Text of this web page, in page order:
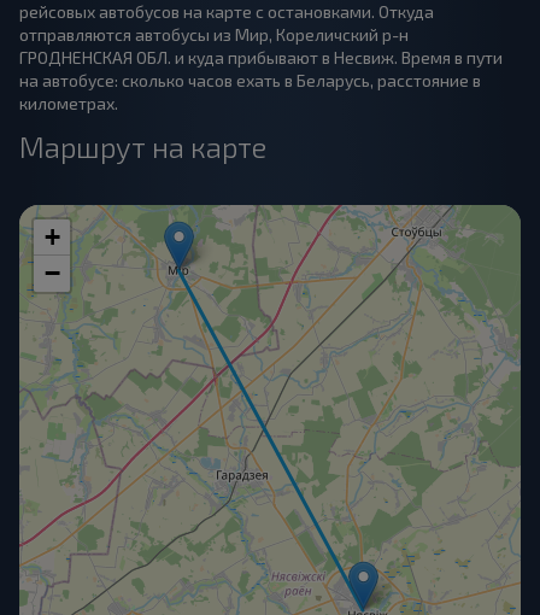
рейсовых автобусов на карте с остановками. Откуда
отправляются автобусы из Мир, Кореличский р-н
ГРОДНЕНСКАЯ ОБЛ. и куда прибывают в Несвиж. Время в пути
на автобусе: сколько часов ехать в Беларусь, расстояние в
километрах.
Маршрут на карте
+
−